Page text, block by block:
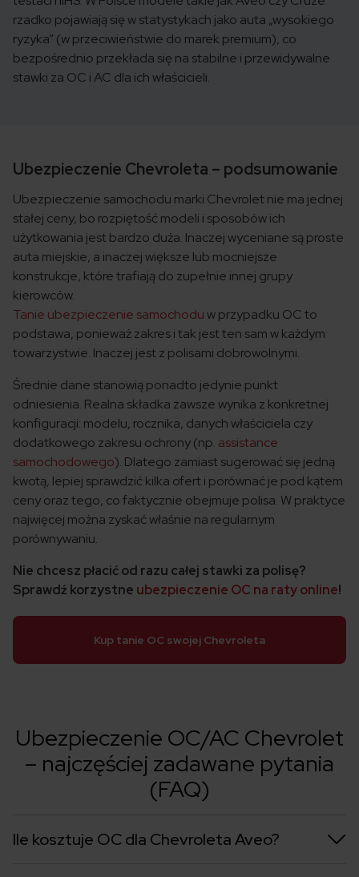
rzadko pojawiają się w statystykach jako auta „wysokiego
ryzyka” (w przeciwieństwie do marek premium), co
bezpośrednio przekłada się na stabilne i przewidywalne
stawki za OC i AC dla ich właścicieli.
Ubezpieczenie Chevroleta – podsumowanie
Ubezpieczenie samochodu marki Chevrolet nie ma jednej
stałej ceny, bo rozpiętość modeli i sposobów ich
użytkowania jest bardzo duża. Inaczej wyceniane są proste
auta miejskie, a inaczej większe lub mocniejsze
konstrukcje, które trafiają do zupełnie innej grupy
kierowców.
Tanie ubezpieczenie samochoduw przypadku OC to
podstawa, ponieważ zakres i tak jest ten sam w każdym
towarzystwie. Inaczej jest z polisami dobrowolnymi.
Średnie dane stanowią ponadto jedynie punkt
odniesienia. Realna składka zawsze wynika z konkretnej
konfiguracji: modelu, rocznika, danych właściciela czy
dodatkowego zakresu ochrony (np. assistance
samochodowego). Dlatego zamiast sugerować się jedną
kwotą, lepiej sprawdzić kilka ofert i porównać je pod kątem
ceny oraz tego, co faktycznie obejmuje polisa. W praktyce
najwięcej można zyskać właśnie na regularnym
porównywaniu.
Nie chcesz płacić od razu całej stawki za polisę?
Sprawdź korzystne ubezpieczenie OC na raty online!
Kup tanie OC swojej Chevroleta
Ubezpieczenie OC/AC Chevrolet
– najczęściej zadawane pytania
(FAQ)
Ile kosztuje OC dla Chevroleta Aveo?